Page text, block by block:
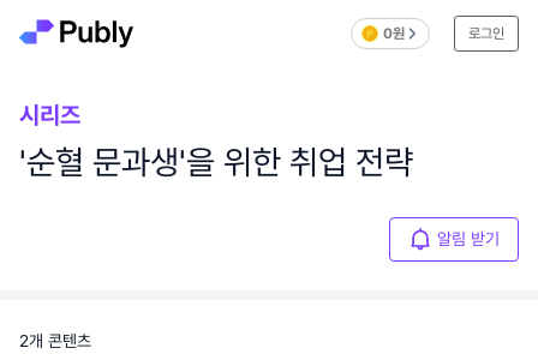
0원 로그인
시리즈
'순혈 문과생'을 위한 취업 전략
알림 받기
2개 콘텐츠